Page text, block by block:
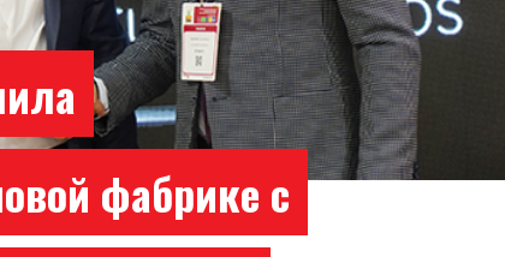
фабрике с